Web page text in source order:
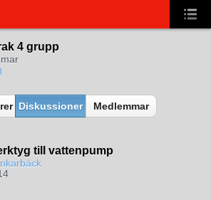
4 grupp
Diskussioner Medlemmar
till vattenpump